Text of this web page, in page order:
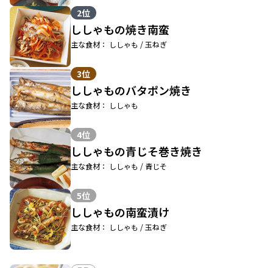
2位
ししゃもの焼き南蛮
主な食材： ししゃも / 玉ねぎ
3位
ししゃものバタポン焼き
主な食材： ししゃも
4位
ししゃもの青じそ巻き焼き
主な食材： ししゃも / 青じそ
5位
ししゃもの南蛮漬け
主な食材： ししゃも / 玉ねぎ